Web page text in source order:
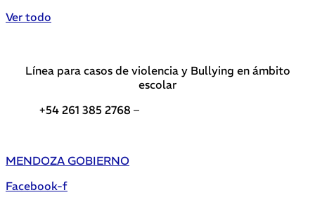
Ver todo
Línea para casos de violencia y Bullying en ámbito
escolar
+54 261 385 2768 –
MENDOZA GOBIERNO
Facebook-f